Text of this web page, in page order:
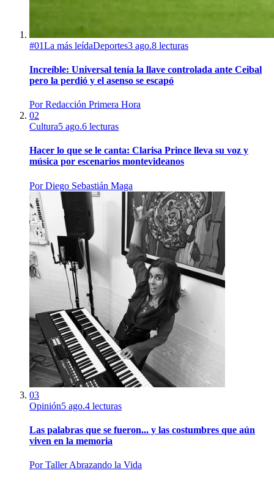
#01La más leídaDeportes3 ago.8 lecturas
Increíble: Universal tenía la llave controlada ante Ceibal
pero la perdió y el asenso se escapó
PorRedacción Primera Hora
02
Cultura5 ago.6 lecturas
Hacer lo que se le canta: Clarisa Prince lleva su voz y
música por escenarios montevideanos
PorDiego Sebastián Maga
03
Opinión5 ago.4 lecturas
Las palabras que se fueron... y las costumbres que aún
viven en la memoria
PorTaller Abrazando la Vida